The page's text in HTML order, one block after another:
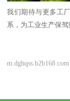
我们期待与更多工
系，为工业生产保驾
m.dghqss.b2b168.com